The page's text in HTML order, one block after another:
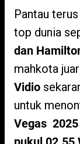
Pantau
top dunia
dan
mahkota
Vidio
untuk
Vegas